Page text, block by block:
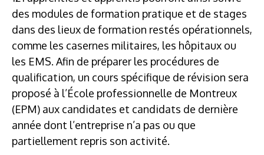
des modules de formation pratique et de stages
dans des lieux de formation restés opérationnels,
comme les casernes militaires, les hôpitaux ou
les EMS. Afin de préparer les procédures de
qualification, un cours spécifique de révision sera
proposé à l’École professionnelle de Montreux
(EPM) aux candidates et candidats de dernière
année dont l’entreprise n’a pas ou que
partiellement repris son activité.